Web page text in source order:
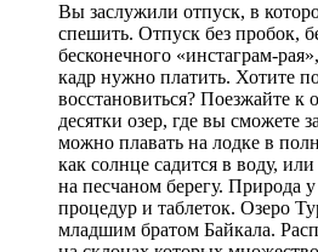
Вы заслужили отпуск, в
спешить. Отпуск без пробок,
бесконечного «инстаграм-
кадр нужно платить. Хотите
восстановиться? Поезжайте к
десятки озер, где вы сможете
можно плавать на лодке в
как солнце садится в воду,
на песчаном берегу. Природа
процедур и таблеток. Озеро
младшим братом Байкала.